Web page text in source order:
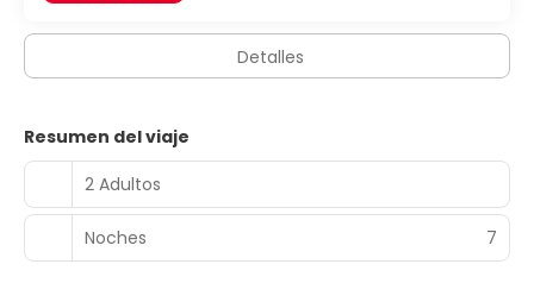
Detalles
Resumen del viaje
2 Adultos
Noches 7